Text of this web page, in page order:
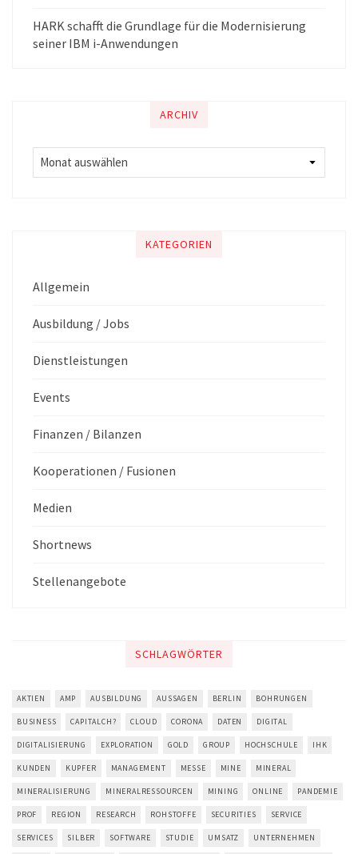
HARK schafft die Grundlage für die Modernisierung
seiner IBM i-Anwendungen
ARCHIV
KATEGORIEN
Allgemein
Ausbildung / Jobs
Dienstleistungen
Events
Finanzen / Bilanzen
Kooperationen / Fusionen
Medien
Shortnews
Stellenangebote
SCHLAGWÖRTER
AKTIEN AMP AUSBILDUNG AUSSAGEN BERLIN BOHRUNGEN
BUSINESS CAPITALCH? CLOUD CORONA DATEN DIGITAL
DIGITALISIERUNG EXPLORATION GOLD GROUP HOCHSCHULE IHK
KUNDEN KUPFER MANAGEMENT MESSE MINE MINERAL
MINERALISIERUNG MINERALRESSOURCEN MINING ONLINE PANDEMIE
PROF REGION RESEARCH ROHSTOFFE SECURITIES SERVICE
SERVICES SILBER SOFTWARE STUDIE UMSATZ UNTERNEHMEN